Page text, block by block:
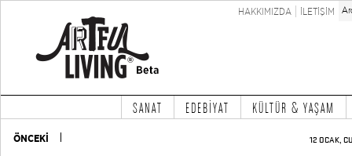
HAKKIMIZDA İLETİŞİM
SANAT EDEBİYAT KÜLTÜR & YAŞAM
ÖNCEKİ 12 OCAK,